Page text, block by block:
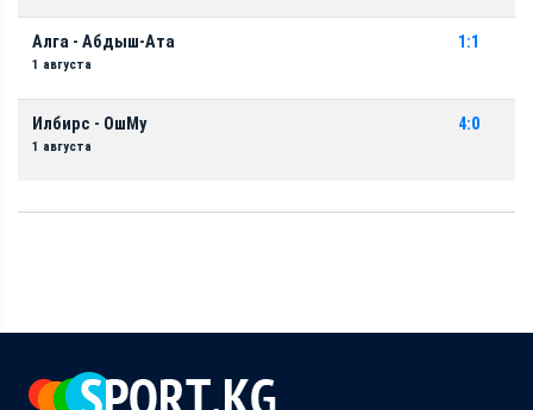
Алга - Абдыш-Ата
1 августа
1:1
Илбирс - ОшМу
1 августа
4:0